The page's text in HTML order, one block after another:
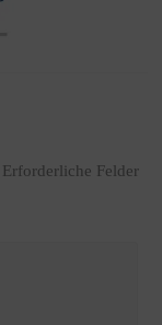
Erforderliche Felder